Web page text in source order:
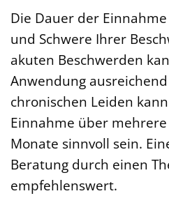
Die Dauer der
und Schwere Ihrer
akuten Beschwerden
Anwendung
chronischen Leiden
Einnahme über
Monate sinnvoll sein.
Beratung durch einen
empfehlenswert.